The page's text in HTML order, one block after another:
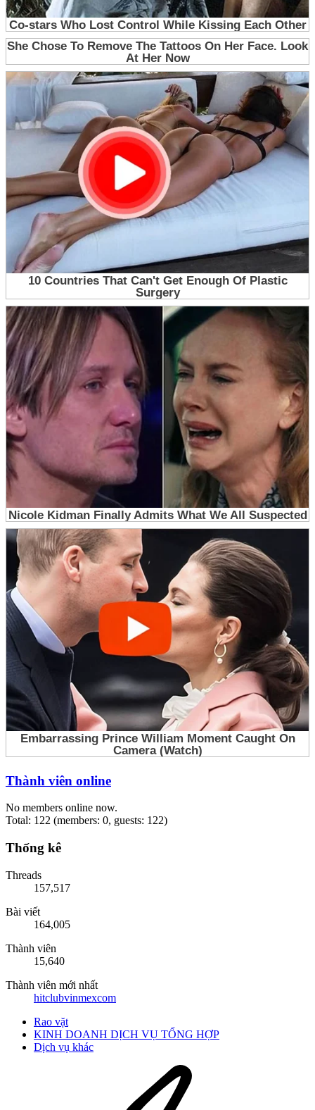
Thành viên online
No members online now.
Total: 122 (members: 0, guests: 122)
Thống kê
Threads
157,517
Bài viết
164,005
Thành viên
15,640
Thành viên mới nhất
hitclubvinmexcom
Rao vặt
KINH DOANH DỊCH VỤ TỔNG HỢP
Dịch vụ khác